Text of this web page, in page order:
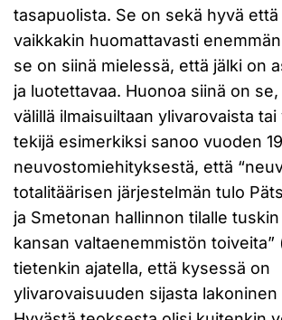
tasapuolista. Se on sekä hyvä
vaikkakin huomattavasti
se on siinä mielessä, että jälki on
ja luotettavaa. Huonoa siinä on
välillä ilmaisuiltaan ylivarovaista
tekijä esimerkiksi sanoo vuoden
neuvostomiehityksestä, että
totalitäärisen järjestelmän tulo
ja Smetonan hallinnon tilalle
kansan valtaenemmistön toiveita”
tietenkin ajatella, että kysessä on
ylivarovaisuuden sijasta lakoninen